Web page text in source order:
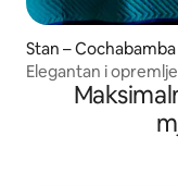
Stan – Cochabamba
Elegantan i